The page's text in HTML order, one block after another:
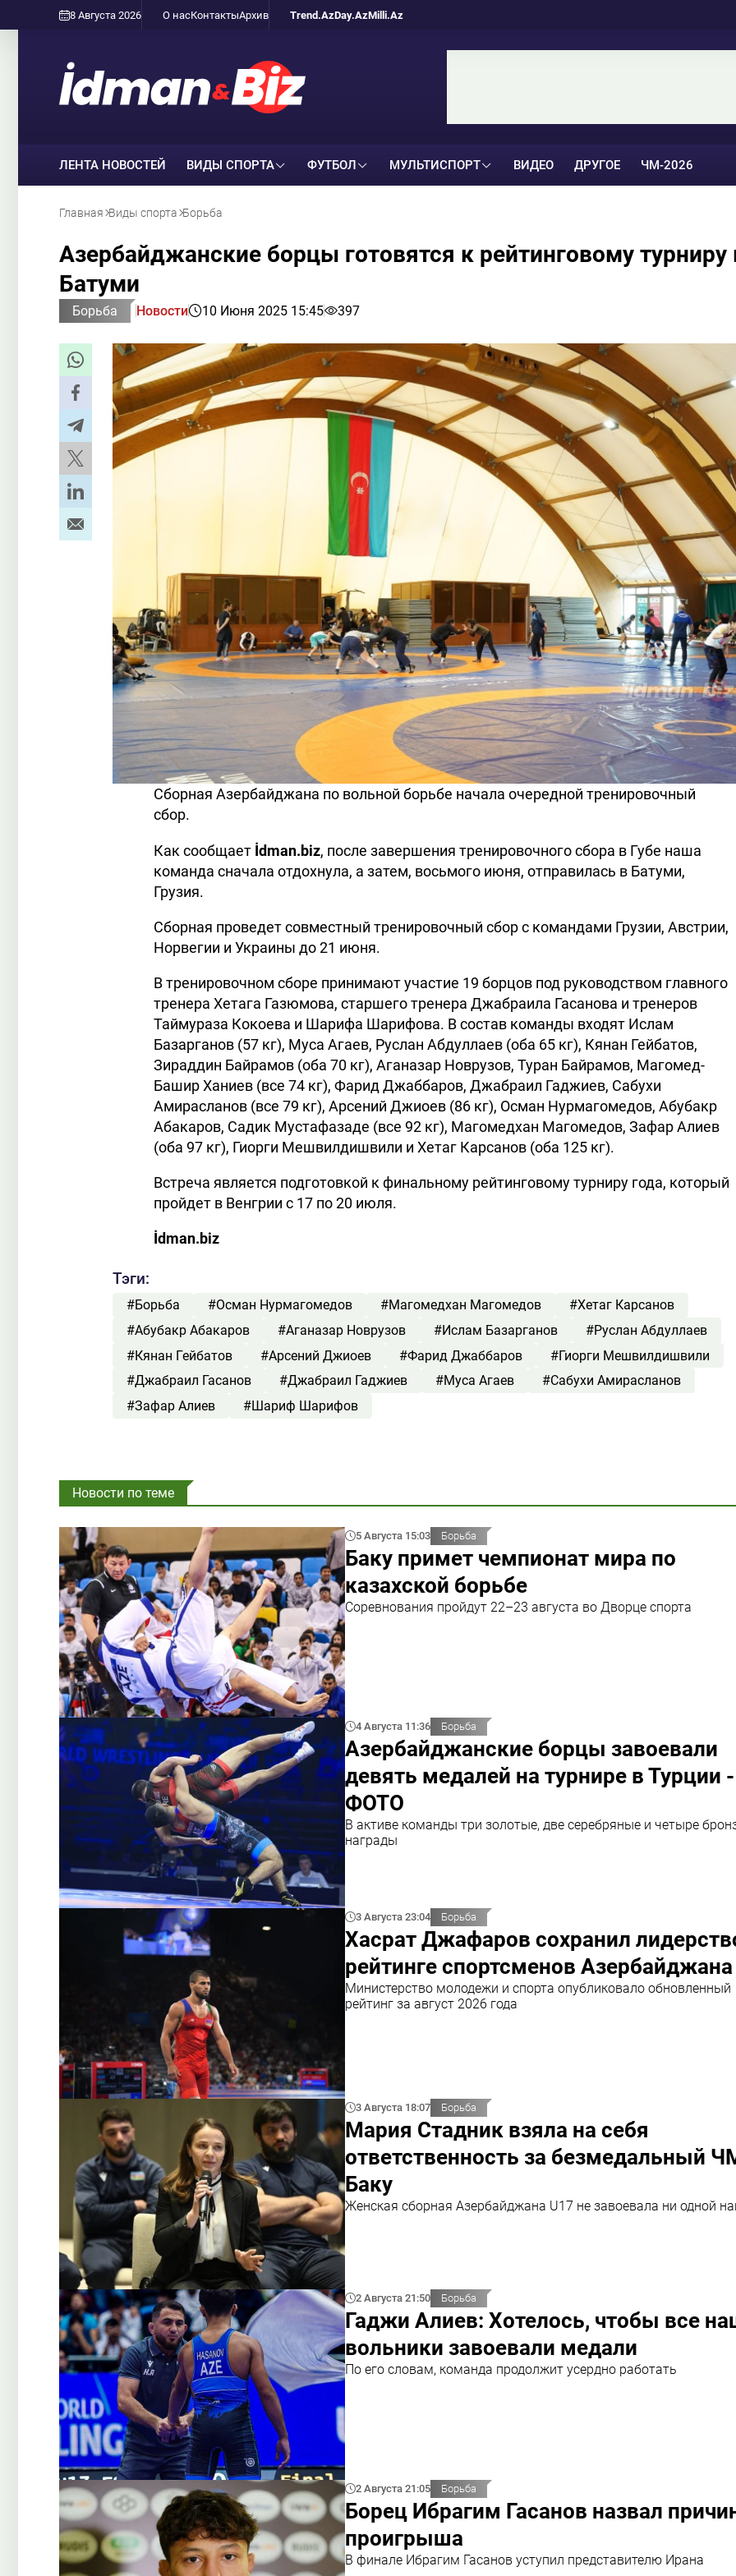
8 Августа 2026 О насКонтактыАрхив Trend.AzDay.AzMilli.Az
ЛЕНТА НОВОСТЕЙ ВИДЫ СПОРТА ФУТБОЛ МУЛЬТИСПОРТ ВИДЕО ДРУГОЕ ЧМ-2026
Главная Виды спорта Борьба
Азербайджанские борцы готовятся к рейтинговому турниру
Батуми
Борьба Новости 10 Июня 2025 15:45 397
Сборная Азербайджана по вольной борьбе начала очередной тренировочный
сбор.
Как сообщает İdman.biz, после завершения тренировочного сбора в Губе наша
команда сначала отдохнула, а затем, восьмого июня, отправилась в Батуми,
Грузия.
Сборная проведет совместный тренировочный сбор с командами Грузии, Австрии,
Норвегии и Украины до 21 июня.
В тренировочном сборе принимают участие 19 борцов под руководством главного
тренера Хетага Газюмова, старшего тренера Джабраила Гасанова и тренеров
Таймураза Кокоева и Шарифа Шарифова. В состав команды входят Ислам
Базарганов (57 кг), Муса Агаев, Руслан Абдуллаев (оба 65 кг), Кянан Гейбатов,
Зираддин Байрамов (оба 70 кг), Аганазар Новрузов, Туран Байрамов, Магомед-
Башир Ханиев (все 74 кг), Фарид Джаббаров, Джабраил Гаджиев, Сабухи
Амирасланов (все 79 кг), Арсений Джиоев (86 кг), Осман Нурмагомедов, Абубакр
Абакаров, Садик Мустафазаде (все 92 кг), Магомедхан Магомедов, Зафар Алиев
(оба 97 кг), Гиорги Мешвилдишвили и Хетаг Карсанов (оба 125 кг).
Встреча является подготовкой к финальному рейтинговому турниру года, который
пройдет в Венгрии с 17 по 20 июля.
İdman.biz
Тэги:
#Борьба #Осман Нурмагомедов #Магомедхан Магомедов
#Хетаг Карсанов
#Абубакр Абакаров
#Аганазар Новрузов #Ислам Базарганов
#Руслан Абдуллаев
#Кянан Гейбатов
#Арсений Джиоев #Фарид Джаббаров
#Гиорги Мешвилдишвили
#Джабраил Гасанов
#Джабраил Гаджиев #Муса Агаев
#Сабухи Амирасланов
#Зафар Алиев
#Шариф Шарифов
Новости по теме
5 Августа 15:03 Борьба
Баку примет чемпионат мира по
казахской борьбе
Соревнования пройдут 22–23 августа во Дворце спорта
4 Августа 11:36 Борьба
Азербайджанские борцы завоевали
девять медалей на турнире в Турции -
ФОТО
В активе команды три золотые, две серебряные и четыре
награды
3 Августа 23:04 Борьба
Хасрат Джафаров сохранил
рейтинге спортсменов Азербайджана
Министерство молодежи и спорта опубликовало обновленный
рейтинг за август 2026 года
3 Августа 18:07 Борьба
Мария Стадник взяла на себя
ответственность за безмедальный
Баку
Женская сборная Азербайджана U17 не завоевала ни одной
2 Августа 21:50 Борьба
Гаджи Алиев: Хотелось, чтобы все
вольники завоевали медали
По его словам, команда продолжит усердно работать
2 Августа 21:05 Борьба
Борец Ибрагим Гасанов назвал
проигрыша
В финале Ибрагим Гасанов уступил представителю Ирана